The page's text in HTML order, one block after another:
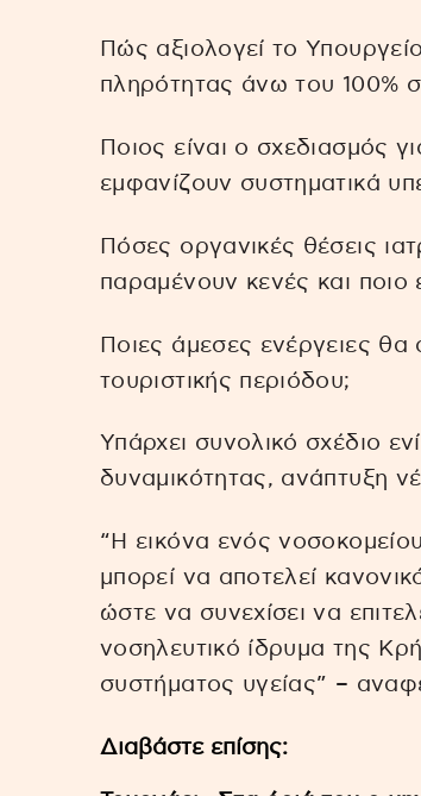
Πώς αξιολογεί το
πληρότητας άνω του 100%
Ποιος είναι ο σχεδιασμός
εμφανίζουν συστηματικά
Πόσες οργανικές θέσεις
παραμένουν κενές και
Ποιες άμεσες ενέργειες
τουριστικής περιόδου;
Υπάρχει συνολικό σχέδιο
δυναμικότητας, ανάπτυξη
“Η εικόνα ενός
μπορεί να αποτελεί
ώστε να συνεχίσει να
νοσηλευτικό ίδρυμα της
συστήματος υγείας” –
Διαβάστε επίσης: